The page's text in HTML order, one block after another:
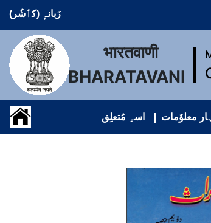
زَبانہٕ (کٲشُر)
भारतवाणी
BHARATAVANI
اسہِ مُتعلِق معلوٗمات